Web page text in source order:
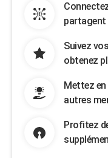
Suivez
obtenez
Mettez
autres
Profitez